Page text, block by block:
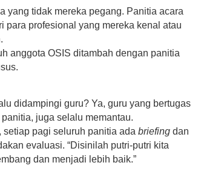
yang tidak mereka pegang. Panitia acara
para profesional yang mereka kenal atau
anggota OSIS ditambah dengan panitia
didampingi guru? Ya, guru yang bertugas
juga selalu memantau.
setiap pagi seluruh panitia ada briefing dan
evaluasi. “Disinilah putri-putri kita
dan menjadi lebih baik.”